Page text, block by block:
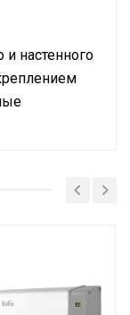
и настенного